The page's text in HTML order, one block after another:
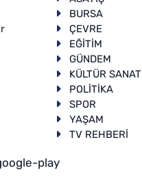
BURSA
ÇEVRE
EĞİTİM
GÜNDEM
KÜLTÜR SANAT
POLİTİKA
SPOR
YAŞAM
TV REHBERİ